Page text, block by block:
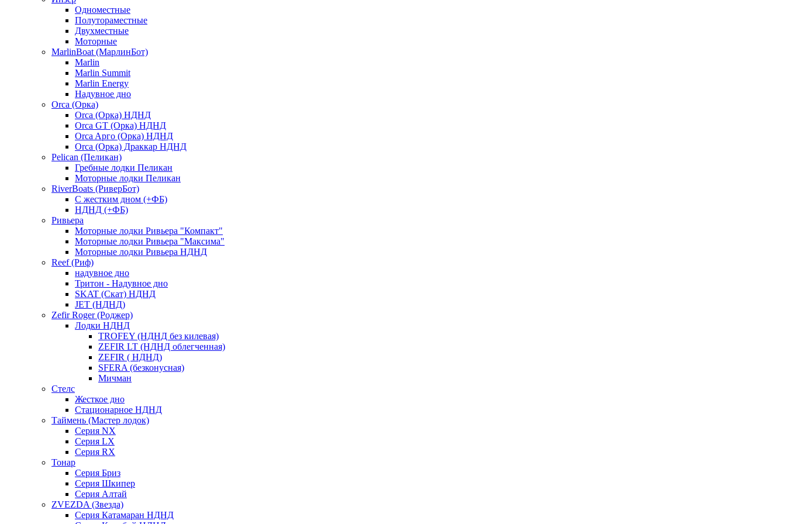
Одноместные
Полутораместные
Двухместные
Моторные
MarlinBoat (МарлинБот)
Marlin
Marlin Summit
Marlin Energy
Надувное дно
Orca (Орка)
Orca (Орка) НДНД
Orca GT (Орка) НДНД
Orca Aрго (Орка) НДНД
Orca (Орка) Драккар НДНД
Pelican (Пеликан)
Гребные лодки Пеликан
Моторные лодки Пеликан
RiverBoats (РиверБот)
С жестким дном (+ФБ)
НДНД (+ФБ)
Ривьера
Моторные лодки Ривьера "Компакт"
Моторные лодки Ривьера "Максима"
Моторные лодки Ривьера НДНД
Reef (Риф)
надувное дно
Тритон - Надувное дно
SKAT (Скат) НДНД
JET (НДНД)
Zefir Roger (Роджер)
Лодки НДНД
TROFEY (НДНД без килевая)
ZEFIR LT (НДНД облегченная)
ZEFIR ( НДНД)
SFERA (безконусная)
Мичман
Стелс
Жесткое дно
Стационарное НДНД
Таймень (Мастер лодок)
Серия NX
Серия LX
Серия RX
Тонар
Серия Бриз
Серия Шкипер
Серия Алтай
ZVEZDA (Звезда)
Серия Катамаран НДНД